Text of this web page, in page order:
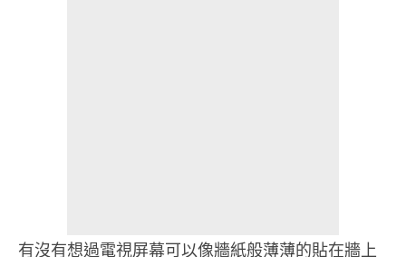
有沒有想過電視屏幕可以像牆紙般薄薄的貼在牆上